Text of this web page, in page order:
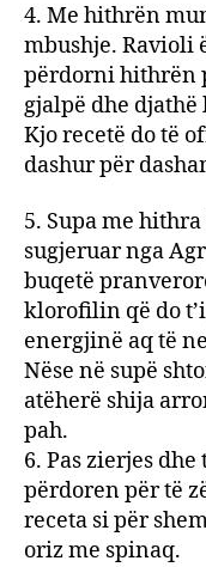
4. Me hithrën
mbushje. Ravioli
përdorni hithrën
gjalpë dhe
Kjo recetë do të
dashur për
5. Supa me
sugjeruar nga
buqetë
klorofilin që do
energjinë aq të
Nëse në supë
atëherë shija
pah.
6. Pas zierjes
përdoren për të
receta si për
oriz me spinaq.